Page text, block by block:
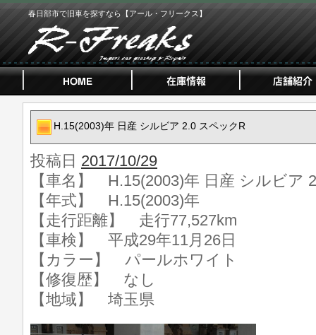
春日部市で旧車を探すなら【アール・フリークス】
H.15(2003)年 日産 シルビア 2.0 スペックR
投稿日 2017/10/29
【車名】 H.15(2003)年 日産 シルビア
【年式】 H.15(2003)年
【走行距離】 走行77,527km
【車検】 平成29年11月26日
【カラー】 パールホワイト
【修復歴】 なし
【地域】 埼玉県